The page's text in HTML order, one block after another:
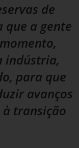
de
que a gente
indústria,
para que
avanços
transição